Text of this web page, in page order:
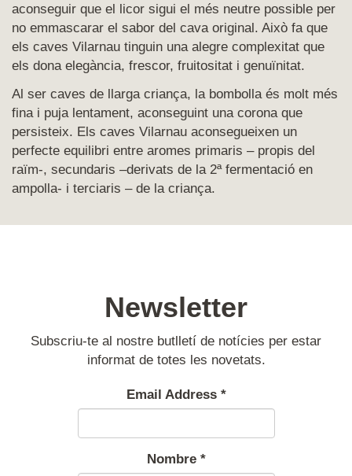
aconseguir que el licor sigui el més neutre possible per
no emmascarar el sabor del cava original. Això fa que
els caves Vilarnau tinguin una alegre complexitat que
els dona elegància, frescor, fruitositat i genuïnitat.
Al ser caves de llarga criança, la bombolla és molt més
fina i puja lentament, aconseguint una corona que
persisteix. Els caves Vilarnau aconsegueixen un
perfecte equilibri entre aromes primaris – propis del
raïm-, secundaris –derivats de la 2ª fermentació en
ampolla- i terciaris – de la criança.
Newsletter
Subscriu-te al nostre butlletí de notícies per estar
informat de totes les novetats.
Email Address *
Nombre *